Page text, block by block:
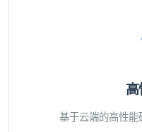
基于云端的高性能